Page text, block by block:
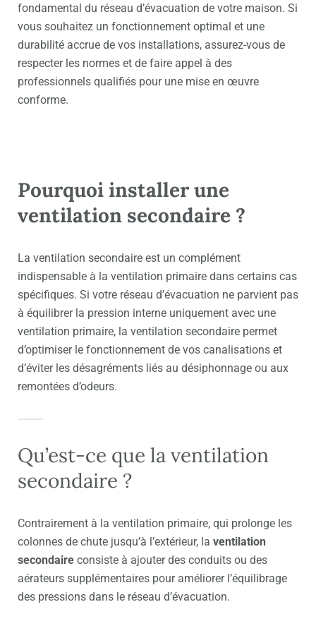
fondamental du réseau d’évacuation de votre maison. Si
vous souhaitez un fonctionnement optimal et une
durabilité accrue de vos installations, assurez-vous de
respecter les normes et de faire appel à des
professionnels qualifiés pour une mise en œuvre
conforme.
Pourquoi installer une
ventilation secondaire ?
La ventilation secondaire est un complément
indispensable à la ventilation primaire dans certains cas
spécifiques. Si votre réseau d’évacuation ne parvient pas
à équilibrer la pression interne uniquement avec une
ventilation primaire, la ventilation secondaire permet
d’optimiser le fonctionnement de vos canalisations et
d’éviter les désagréments liés au désiphonnage ou aux
remontées d’odeurs.
Qu’est-ce que la ventilation
secondaire ?
Contrairement à la ventilation primaire, qui prolonge les
colonnes de chute jusqu’à l’extérieur, la ventilation
secondaire consiste à ajouter des conduits ou des
aérateurs supplémentaires pour améliorer l’équilibrage
des pressions dans le réseau d’évacuation.